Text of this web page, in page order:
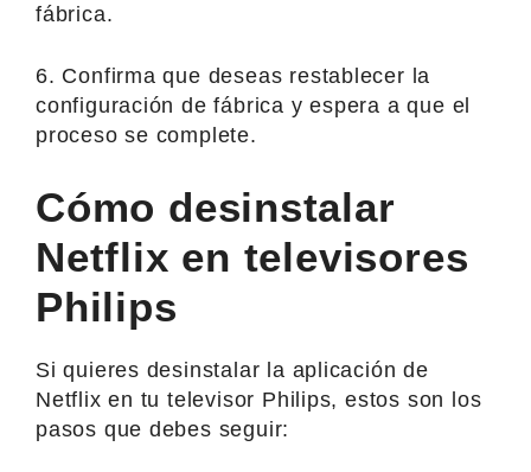
fábrica.
6. Confirma que deseas restablecer la
configuración de fábrica y espera a que el
proceso se complete.
Cómo desinstalar
Netflix en televisores
Philips
Si quieres desinstalar la aplicación de
Netflix en tu televisor Philips, estos son los
pasos que debes seguir: